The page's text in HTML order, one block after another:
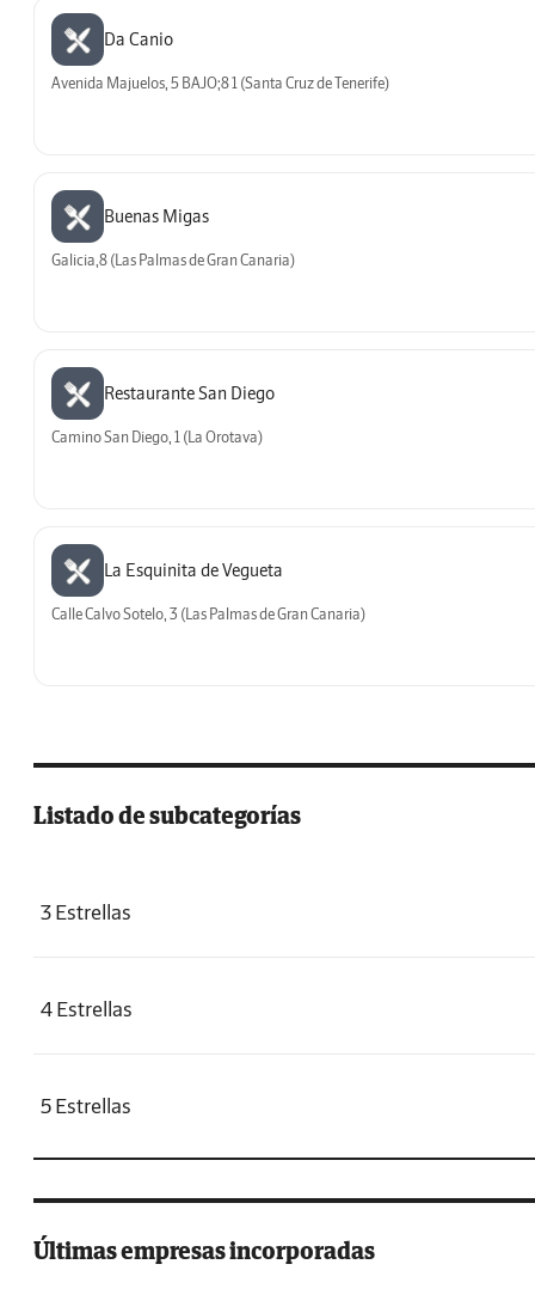
Da Canio
Avenida Majuelos, 5 BAJO;8 1 (Santa Cruz de Tenerife)
Buenas Migas
Galicia,8 (Las Palmas de Gran Canaria)
Restaurante San Diego
Camino San Diego, 1 (La Orotava)
La Esquinita de Vegueta
Calle Calvo Sotelo, 3 (Las Palmas de Gran Canaria)
Listado de subcategorías
3 Estrellas
4 Estrellas
5 Estrellas
Últimas empresas incorporadas